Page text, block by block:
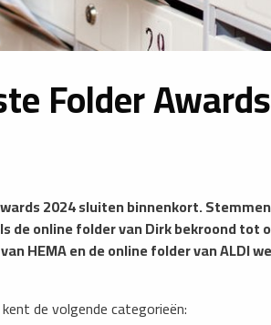
Folder
2024 sluiten binnenkort.
de online folder van Dirk bekroond tot
HEMA en de online folder van ALDI
de volgende categorieën: